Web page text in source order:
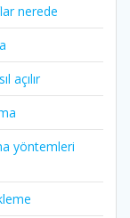
nerede
açılır
yöntemleri